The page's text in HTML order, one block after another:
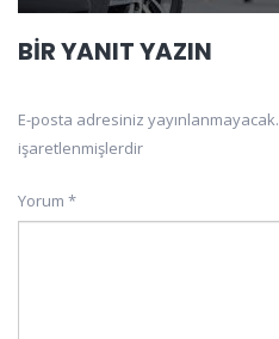
BIR YANIT YAZIN
E-posta adresiniz yayınlanmayacak.
işaretlenmişlerdir
Yorum *